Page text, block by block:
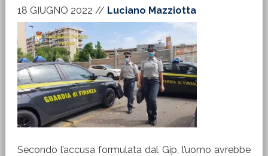
18 GIUGNO 2022 // Luciano Mazziotta
Secondo l’accusa formulata dal Gip, l’uomo avrebbe